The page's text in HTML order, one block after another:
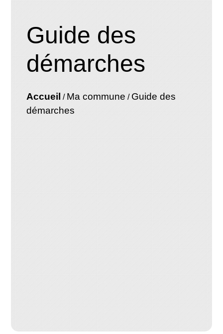
Guide des
démarches
Accueil / Ma commune / Guide des
démarches